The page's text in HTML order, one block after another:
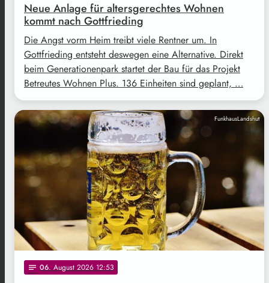
Neue Anlage für altersgerechtes Wohnen
kommt nach Gottfrieding
Die Angst vorm Heim treibt viele Rentner um. In
Gottfrieding entsteht deswegen eine Alternative. Direkt
beim Generationenpark startet der Bau für das Projekt
Betreutes Wohnen Plus. 136 Einheiten sind geplant, …
FunkhausLandshut
notes 06. August 2026 12:53